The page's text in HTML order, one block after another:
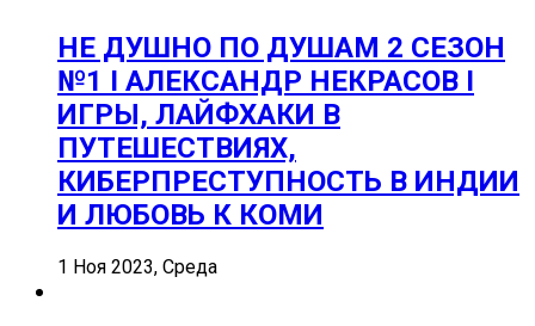
НЕ ДУШНО ПО ДУШАМ 2 СЕЗОН
№1 I АЛЕКСАНДР НЕКРАСОВ I
ИГРЫ, ЛАЙФХАКИ В
ПУТЕШЕСТВИЯХ,
КИБЕРПРЕСТУПНОСТЬ В ИНДИИ
И ЛЮБОВЬ К КОМИ
1 Ноя 2023, Среда